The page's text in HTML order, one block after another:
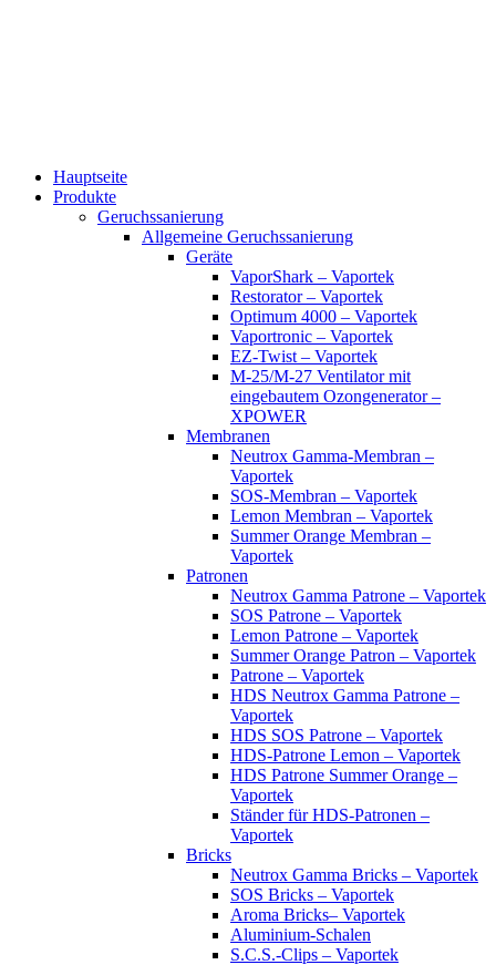
Hauptseite
Produkte
Geruchssanierung
Allgemeine Geruchssanierung
Geräte
VaporShark – Vaportek
Restorator – Vaportek
Optimum 4000 – Vaportek
Vaportronic – Vaportek
EZ-Twist – Vaportek
M-25/M-27 Ventilator mit
eingebautem Ozongenerator –
XPOWER
Membranen
Neutrox Gamma-Membran –
Vaportek
SOS-Membran – Vaportek
Lemon Membran – Vaportek
Summer Orange Membran –
Vaportek
Patronen
Neutrox Gamma Patrone – Vaportek
SOS Patrone – Vaportek
Lemon Patrone – Vaportek
Summer Orange Patron – Vaportek
Patrone – Vaportek
HDS Neutrox Gamma Patrone –
Vaportek
HDS SOS Patrone – Vaportek
HDS-Patrone Lemon – Vaportek
HDS Patrone Summer Orange –
Vaportek
Ständer für HDS-Patronen –
Vaportek
Bricks
Neutrox Gamma Bricks – Vaportek
SOS Bricks – Vaportek
Aroma Bricks– Vaportek
Aluminium-Schalen
S.C.S.-Clips – Vaportek